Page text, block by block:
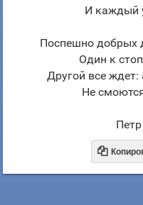
И каждый
Поспешно добрых
Один к
Другой все ждет:
Не
